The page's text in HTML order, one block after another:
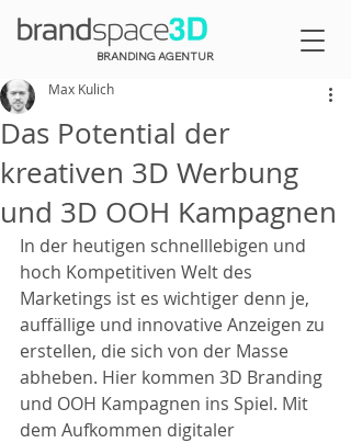
BRANDING AGENTUR
Das Potential der
kreativen 3D Werbung
und 3D OOH Kampagnen
Max Kulich
In der heutigen schnelllebigen und
hoch Kompetitiven Welt des
Marketings ist es wichtiger denn je,
auffällige und innovative Anzeigen zu
erstellen, die sich von der Masse
abheben. Hier kommen 3D Branding
und OOH Kampagnen ins Spiel. Mit
dem Aufkommen digitaler